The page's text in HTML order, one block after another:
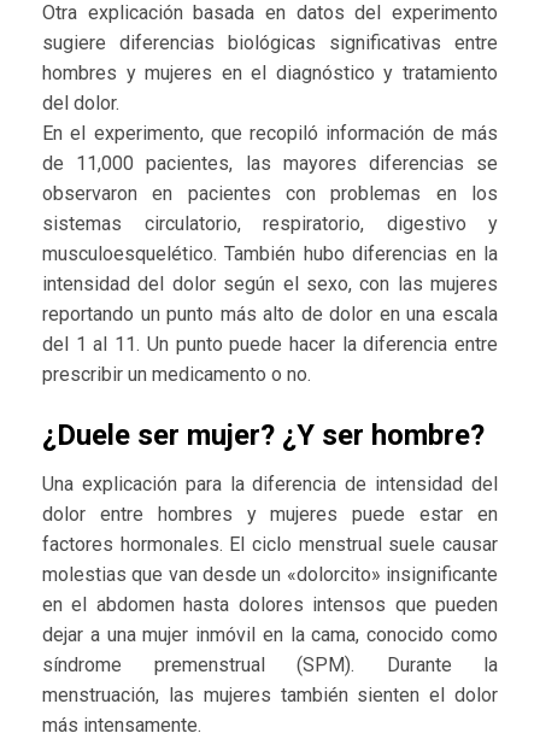
Otra explicación basada en datos del experimento
sugiere diferencias biológicas significativas entre
hombres y mujeres en el diagnóstico y tratamiento
del dolor.
En el experimento, que recopiló información de más
de 11,000 pacientes, las mayores diferencias se
observaron en pacientes con problemas en los
sistemas circulatorio, respiratorio, digestivo y
musculoesquelético. También hubo diferencias en la
intensidad del dolor según el sexo, con las mujeres
reportando un punto más alto de dolor en una escala
del 1 al 11. Un punto puede hacer la diferencia entre
prescribir un medicamento o no.
¿Duele ser mujer? ¿Y ser hombre?
Una explicación para la diferencia de intensidad del
dolor entre hombres y mujeres puede estar en
factores hormonales. El ciclo menstrual suele causar
molestias que van desde un «dolorcito» insignificante
en el abdomen hasta dolores intensos que pueden
dejar a una mujer inmóvil en la cama, conocido como
síndrome premenstrual (SPM). Durante la
menstruación, las mujeres también sienten el dolor
más intensamente.